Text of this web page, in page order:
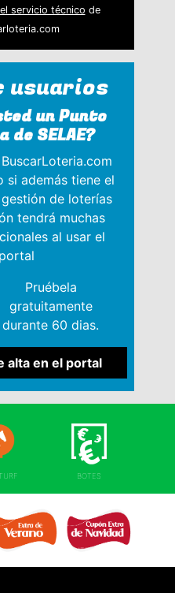
servicio técnico de
usuarios
un Punto
de SELAE?
si además tiene el
de loterías
tendrá muchas
al usar el
portal
Pruébela
gratuitamente
durante 60 dias.
alta en el portal
BOTES
EXTRA DÍA DE